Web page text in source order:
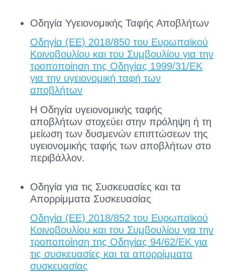
Οδηγία Υγειονομικής Ταφής Αποβλήτων
Οδηγία (EE) 2018/850 του Ευρωπαϊκού
Κοινοβουλίου και του Συμβουλίου για την
τροποποίηση της Οδηγίας 1999/31/ΕK
για την υγειονομική ταφή των
αποβλήτων
Η Οδηγία υγειονομικής ταφής
αποβλήτων στοχεύει στην πρόληψη ή τη
μείωση των δυσμενών επιπτώσεων της
υγειονομικής ταφής των αποβλήτων στο
περιβάλλον.
Οδηγία για τις Συσκευασίες και τα
Απορρίμματα Συσκευασίας
Οδηγία (EE) 2018/852 του Ευρωπαϊκού
Κοινοβουλίου και του Συμβουλίου για την
τροποποίηση της Οδηγίας 94/62/ΕK για
τις συσκευασίες και τα απορρίμματα
συσκευασίας